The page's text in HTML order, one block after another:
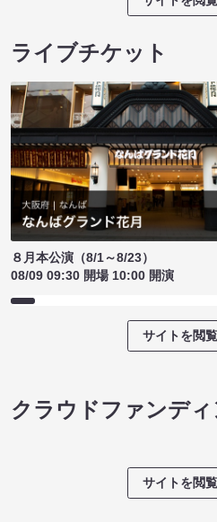
ライブチケット
８月本公演（8/1～8/23）
08/09 09:30 開場 10:00 開演
サイトを閲
クラウドファンデ
サイトを閲